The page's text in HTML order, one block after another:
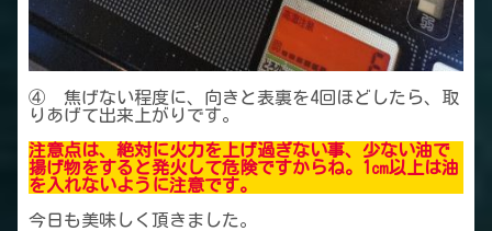
④ 焦げない程度に、向きと表裏を4回ほどしたら、取
りあげて出来上がりです。
注意点は、絶対に火力を上げ過ぎない事、少ない油で
揚げ物をすると発火して危険ですからね。1㎝以上は油
を入れないように注意です。
今日も美味しく頂きました。